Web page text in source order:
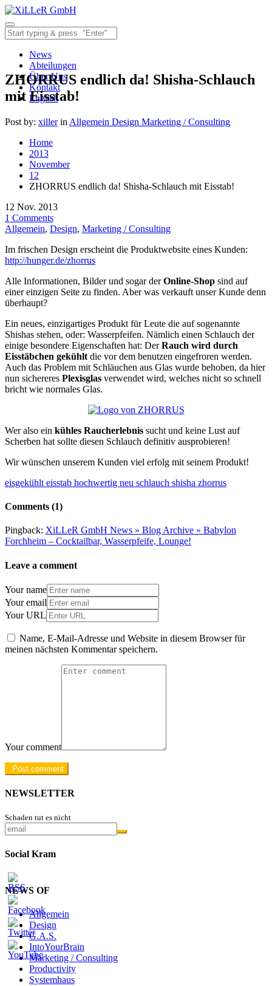
News
Abteilungen
Über Uns
Kontakt
English
ZHORRUS endlich da! Shisha-Schlauch
mit Eisstab!
Post by: xillerin Allgemein Design Marketing / Consulting
Home
2013
November
12
ZHORRUS endlich da! Shisha-Schlauch mit Eisstab!
12 Nov. 2013
1 Comments
Allgemein, Design, Marketing / Consulting
Im frischen Design erscheint die Produktwebsite eines Kunden:
http://hunger.de/zhorrus
Alle Informationen, Bilder und sogar derOnline-Shop sind auf
einer einzigen Seite zu finden. Aber was verkauft unser Kunde denn
überhaupt?
Ein neues, einzigartiges Produkt für Leute die auf sogenannte
Shishas stehen, oder: Wasserpfeifen. Nämlich einen Schlauch der
einige besondere Eigenschaften hat: DerRauch wird durch
Eisstäbchen gekühlt die vor dem benutzen eingefroren werden.
Auch das Problem mit Schläuchen aus Glas wurde behoben, da hier
nun sichereres Plexisglas verwendet wird, welches nicht so schnell
bricht wie normales Glas.
Wer also ein kühles Raucherlebnis sucht und keine Lust auf
Scherben hat sollte diesen Schlauch definitiv ausprobieren!
Wir wünschen unserem Kunden viel erfolg mit seinem Produkt!
eisgekühlt eisstab hochwertig neu schlauch shisha zhorrus
Comments (1)
Pingback: XiLLeR GmbH News » Blog Archive » Babylon
Forchheim – Cocktailbar, Wasserpfeife, Lounge!
Leave a comment
Your name
Your email
Your URL
Name, E-Mail-Adresse und Website in diesem Browser für
meinen nächsten Kommentar speichern.
Your comment
NEWSLETTER
Schaden tut es nicht
Social Kram
NEWS OF
Allgemein
Design
G.A.S.
IntoYourBrain
Marketing / Consulting
Productivity
Systemhaus